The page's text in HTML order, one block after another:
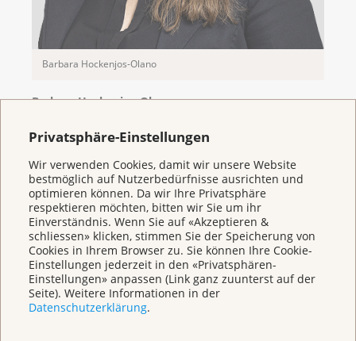
Privatsphäre-Einstellungen
Wir verwenden Cookies, damit wir unsere Website
bestmöglich auf Nutzerbedürfnisse ausrichten und
optimieren können. Da wir Ihre Privatsphäre
respektieren möchten, bitten wir Sie um ihr
Einverständnis. Wenn Sie auf «Akzeptieren &
schliessen» klicken, stimmen Sie der Speicherung von
Cookies in Ihrem Browser zu. Sie können Ihre Cookie-
Einstellungen jederzeit in den «Privatsphären-
Einstellungen» anpassen (Link ganz zuunterst auf der
Seite). Weitere Informationen in der
Datenschutzerklärung.
Barbara Hockenjos-Olano
Barbara Hockenjos-Olano
Telefon 061 319 91 78
Welcome to the
Cancer League